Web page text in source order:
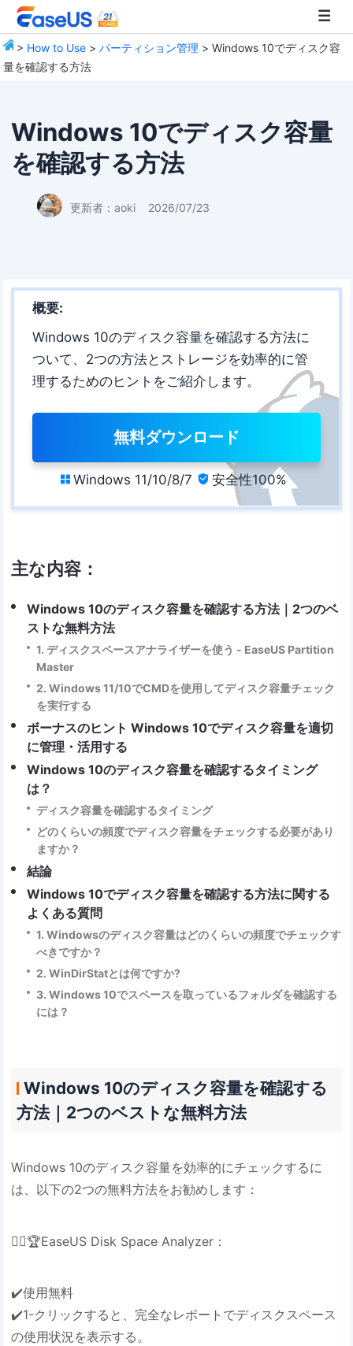
> How to Use >パーティション管理 > Windows 10でディスク容
量を確認する方法
Windows 10でディスク容量
を確認する方法
更新者： aoki 2026/07/23
概要:
Windows 10のディスク容量を確認する方法に
ついて、2つの方法とストレージを効率的に管
理するためのヒントをご紹介します。
無料ダウンロード
 Windows 11/10/8/7  安全性100%
主な内容：
Windows 10のディスク容量を確認する方法｜2つのベ
ストな無料方法
1. ディスクスペースアナライザーを使う - EaseUS Partition
Master
2. Windows 11/10でCMDを使用してディスク容量チェック
を実行する
ボーナスのヒント Windows 10でディスク容量を適切
に管理・活用する
Windows 10のディスク容量を確認するタイミング
は？
ディスク容量を確認するタイミング
どのくらいの頻度でディスク容量をチェックする必要があり
ますか？
結論
Windows 10でディスク容量を確認する方法に関する
よくある質問
1. Windowsのディスク容量はどのくらいの頻度でチェックす
べきですか？
2. WinDirStatとは何ですか?
3. Windows 10でスペースを取っているフォルダを確認する
には？
Windows 10のディスク容量を確認する
方法｜2つのベストな無料方法
Windows 10のディスク容量を効率的にチェックするに
は、以下の2つの無料方法をお勧めします：
👍🏻🏆EaseUS Disk Space Analyzer：
✔️使用無料
✔️1-クリックすると、完全なレポートでディスクスペース
の使用状況を表示する。